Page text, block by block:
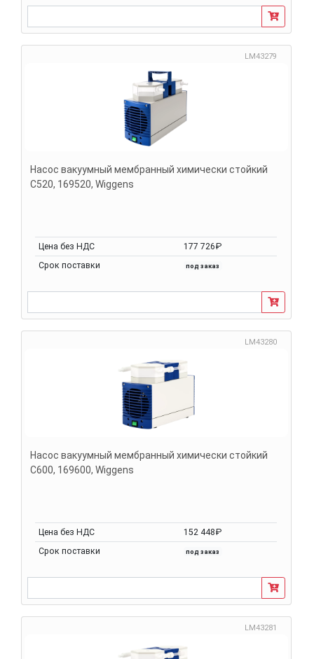
LM43279
Насос вакуумный мембранный химически стойкий
С520, 169520, Wiggens
Цена без НДС
177 726₽
Срок поставки
под заказ
LM43280
Насос вакуумный мембранный химически стойкий
С600, 169600, Wiggens
Цена без НДС
152 448₽
Срок поставки
под заказ
LM43281